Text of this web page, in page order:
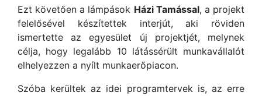
Ezt követően a lámpások Házi Tamással, a projekt
felelősével készítettek interjút, aki röviden
ismertette az egyesület új projektjét, melynek
célja, hogy legalább 10 látássérült munkavállalót
elhelyezzen a nyílt munkaerőpiacon.
Szóba kerültek az idei programtervek is, az erre